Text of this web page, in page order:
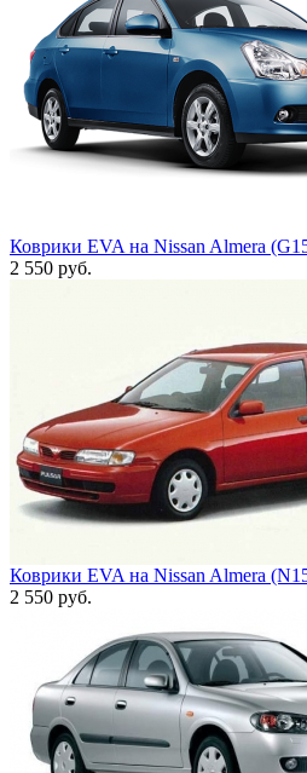
Коврики EVA на Nissan Almera
2 550 руб.
Коврики EVA на Nissan Almera
2 550 руб.